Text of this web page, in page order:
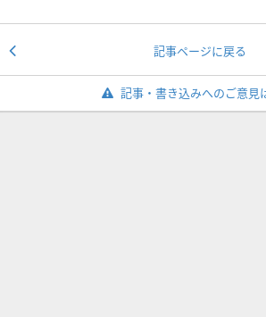
記事ページに戻る
記事・書き込みへのご意見